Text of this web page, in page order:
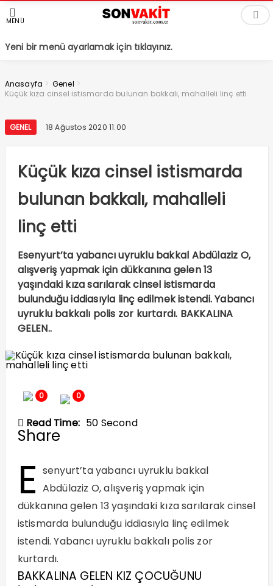
MENÜ
Yeni bir menü ayarlamak için tıklayınız.
Anasayfa > Genel >
Küçük kıza cinsel istismarda bulunan bakkalı, mahalleli linç etti
GENEL 18 Ağustos 2020 11:00
Küçük kıza cinsel istismarda
bulunan bakkalı, mahalleli
linç etti
Esenyurt’ta yabancı uyruklu bakkal Abdülaziz O,
alışveriş yapmak için dükkanına gelen 13
yaşındaki kıza sarılarak cinsel istismarda
bulunduğu iddiasıyla linç edilmek istendi. Yabancı
uyruklu bakkalı polis zor kurtardı. BAKKALINA
GELEN..
0 0
Read Time: 50 Second
Share
E senyurt’ta yabancı uyruklu bakkal
Abdülaziz O, alışveriş yapmak için
dükkanına gelen 13 yaşındaki kıza sarılarak cinsel
istismarda bulunduğu iddiasıyla linç edilmek
istendi. Yabancı uyruklu bakkalı polis zor
kurtardı.
BAKKALINA GELEN KIZ ÇOCUĞUNU